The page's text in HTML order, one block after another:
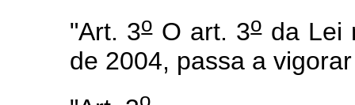
"Art. 3oO art. 3oda Lei
de 2004, passa a